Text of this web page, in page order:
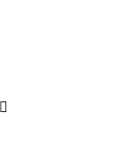
